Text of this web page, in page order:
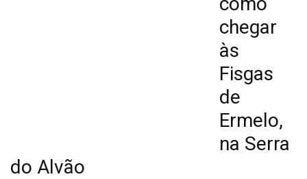
chegar
às
Fisgas
de
Ermelo,
na Serra
do Alvão